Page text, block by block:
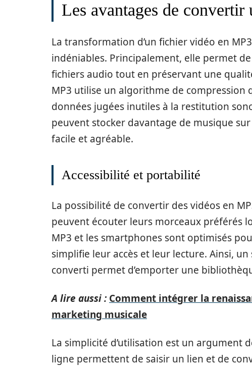
Les avantages de
La transformation d’un fichier vidéo en
indéniables. Principalement, elle permet
fichiers audio tout en préservant une
MP3 utilise un algorithme de compression
données jugées inutiles à la restitution
peuvent stocker davantage de musique
facile et agréable.
Accessibilité et portabilité
La possibilité de convertir des vidéos en
peuvent écouter leurs morceaux préférés
MP3 et les smartphones sont optimisés
simplifie leur accès et leur lecture. Ainsi,
converti permet d’emporter une
A lire aussi : Comment intégrer la
marketing musicale
La simplicité d’utilisation est un argument
ligne permettent de saisir un lien et de